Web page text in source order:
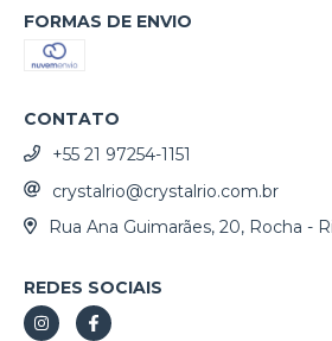
FORMAS DE ENVIO
CONTATO
+55 21 97254-1151
crystalrio@crystalrio.com.br
Rua Ana Guimarães, 20, Rocha -
REDES SOCIAIS